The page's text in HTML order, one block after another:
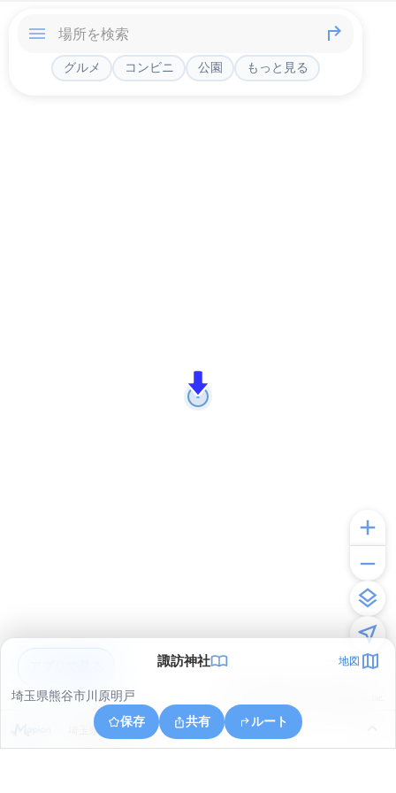
グルメ コンビニ 公園 もっと見る
諏訪神社 地図
埼玉県熊谷市川原明戸
保存
共有 ルート
埼玉県熊谷市千代